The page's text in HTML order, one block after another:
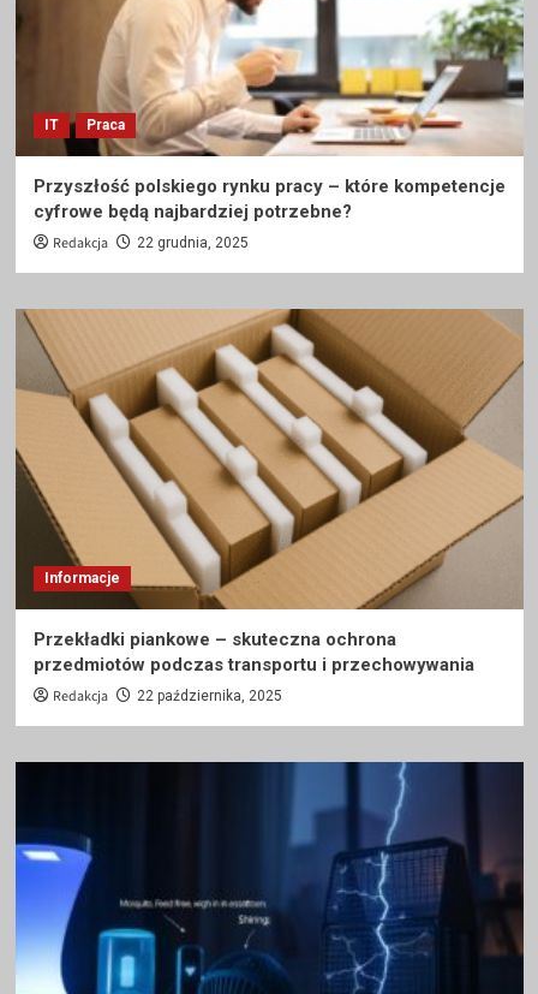
IT Praca
Przyszłość polskiego rynku pracy – które kompetencje
cyfrowe będą najbardziej potrzebne?
Redakcja 22 grudnia, 2025
Informacje
Przekładki piankowe – skuteczna ochrona
przedmiotów podczas transportu i przechowywania
Redakcja 22 października, 2025